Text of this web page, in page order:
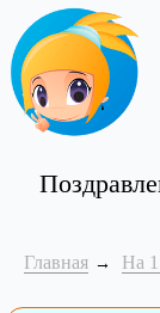
Главная На